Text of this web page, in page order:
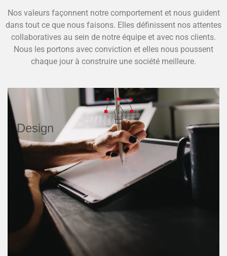
Nos valeurs façonnent notre comportement et nous guident
dans tout ce que nous faisons. Elles définissent nos attentes
collaboratives au sein de notre équipe et avec nos clients.
Nous les portons avec conviction et elles nous poussent
chaque jour à construire une société meilleure.
Design
Nous mettons en œuvre les techniques de conception
les plus innovantes pour obtenir une esthétique avant-
gardiste, fonctionnelle et unique.